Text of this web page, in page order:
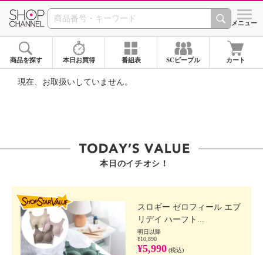
SHOP CHANNEL ショッ
メニュー
商品を探す 本日お買得 番組表 SCピープル カート
現在、お取扱いしていません。
本日のイチオシ！
スロギー ゼロフィール エブ
リデイ ハーフト...
明日以降
¥10,890
¥5,990 (税込)